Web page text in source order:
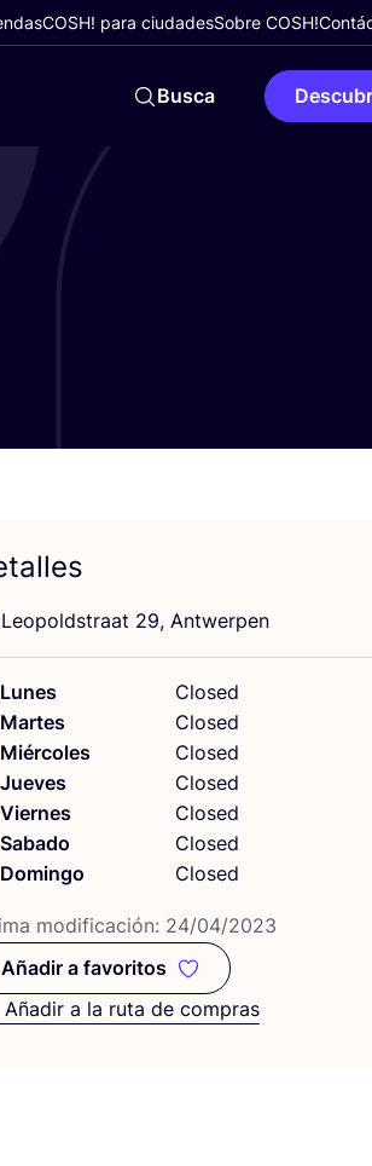
COSH! para ciudadesSobre COSH!
Busca
Leo­polds­traat 29, Antwerpen
Lunes
Closed
Martes
Closed
Miércoles
Closed
Jueves
Closed
Viernes
Closed
Sabado
Closed
Domingo
Closed
modi­fi­ca­ción: 24/04/2023
Añadir a favoritos
Añadir a favoritos
Añadir a la ruta de compras